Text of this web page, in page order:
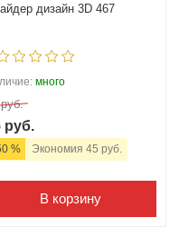
дизайн 3D 467
много
руб.
% Экономия 45 руб.
В корзину